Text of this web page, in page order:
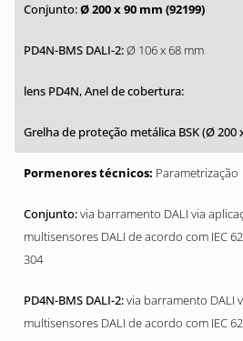
Ø 200 x 90 mm (92199)
Ø 106 x 68 mm
Parametrização
via barramento DALI via
multisensores DALI de acordo com IEC
304
via barramento DALI
multisensores DALI de acordo com IEC